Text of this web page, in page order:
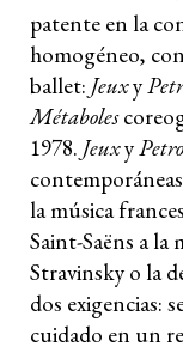
patente en la
homogéneo,
ballet: Jeuxy
Métaboles
1978. Jeuxy
la música
Saint-Saëns a la
Stravinsky o la
dos exigencias:
cuidado en un